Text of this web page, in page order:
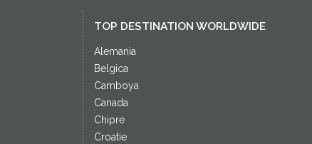
TOP DESTINATION WORLDWIDE
Alemania
Belgica
Camboya
Canada
Chipre
Croatie